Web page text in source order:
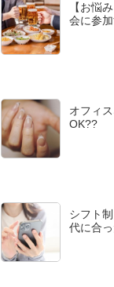
【お悩
会に参
オフィ
OK??
シフト
代に合